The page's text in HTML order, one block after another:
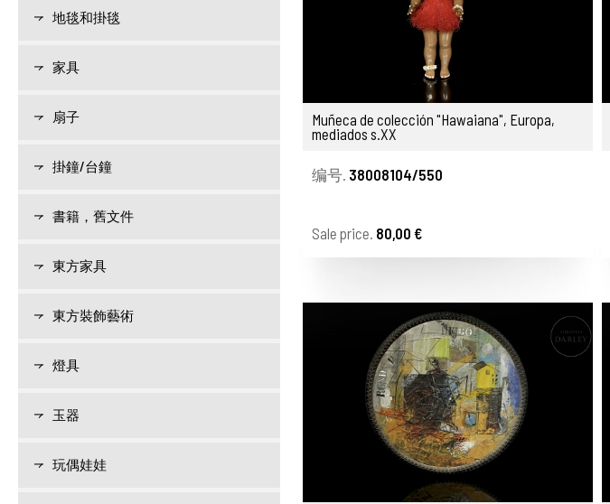
地毯和掛毯
家具
扇子
掛鐘/台鐘
書籍，舊文件
東方家具
東方裝飾藝術
燈具
玉器
玩偶娃娃
Muñeca de colección "Hawaiana", Europa,
mediados s.XX
编号. 38008104/550
Sale price. 80,00 €